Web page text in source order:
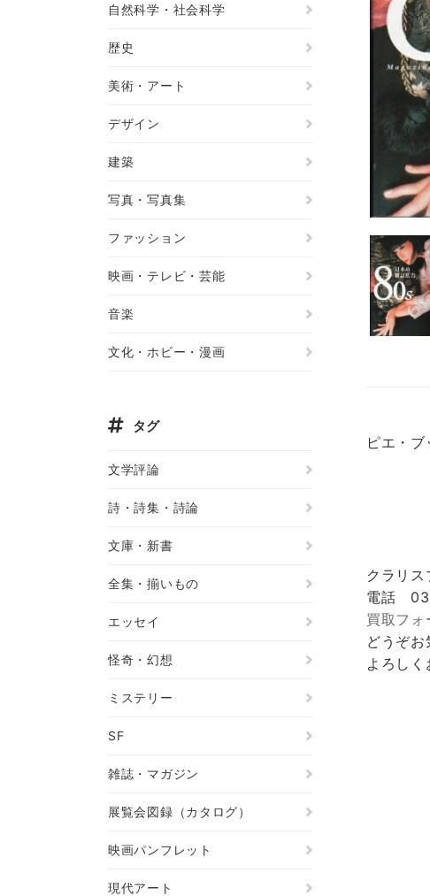
ピエ・
クラリス
電話
買取フォ
どうぞお
よろしく
自然科学・社会科学
歴史
美術・アート
デザイン
建築
写真・写真集
ファッション
映画・テレビ・芸能
音楽
文化・ホビー・漫画
タグ
文学評論
詩・詩集・詩論
文庫・新書
全集・揃いもの
エッセイ
怪奇・幻想
ミステリー
SF
雑誌・マガジン
展覧会図録（カタログ）
映画パンフレット
現代アート